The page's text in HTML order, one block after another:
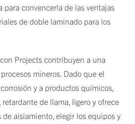
para convencerla de las ventajas
de doble laminado para los
Projects contribuyen a una
mineros. Dado que el
y a productos químicos,
de llama, ligero y ofrece
aislamiento, elegir los equipos y